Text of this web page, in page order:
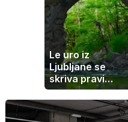
Le uro iz
Ljubljane se
skriva pravi
naravni čudež:
izlet, ki bo
navdušil otroke